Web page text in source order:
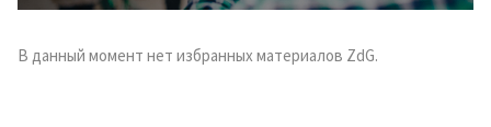
В данный момент нет избранных материалов ZdG.